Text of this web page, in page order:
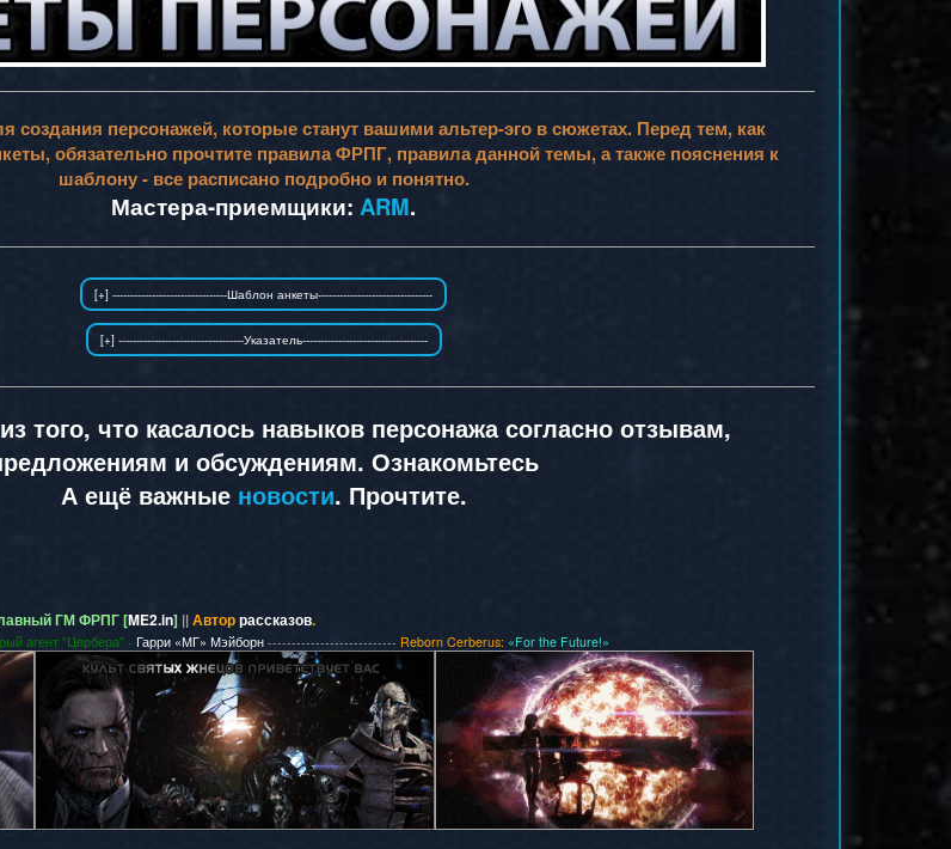
создания персонажей, которые станут вашими альтер-эго в сюжетах. Перед тем, как
обязательно прочтите правила ФРПГ, правила данной темы, а также пояснения к
шаблону - все расписано подробно и понятно.
Мастера-приемщики: ARM.
того, что касалось навыков персонажа согласно отзывам,
и обсуждениям. Ознакомьтесь
А ещё важные новости. Прочтите.
ГМ ФРПГ [ME2.in] ||Авторрассказов.
агент "Цербера" - Гарри «МГ» Мэйборн --------------------------- Reborn Cerberus: «For the Future!»